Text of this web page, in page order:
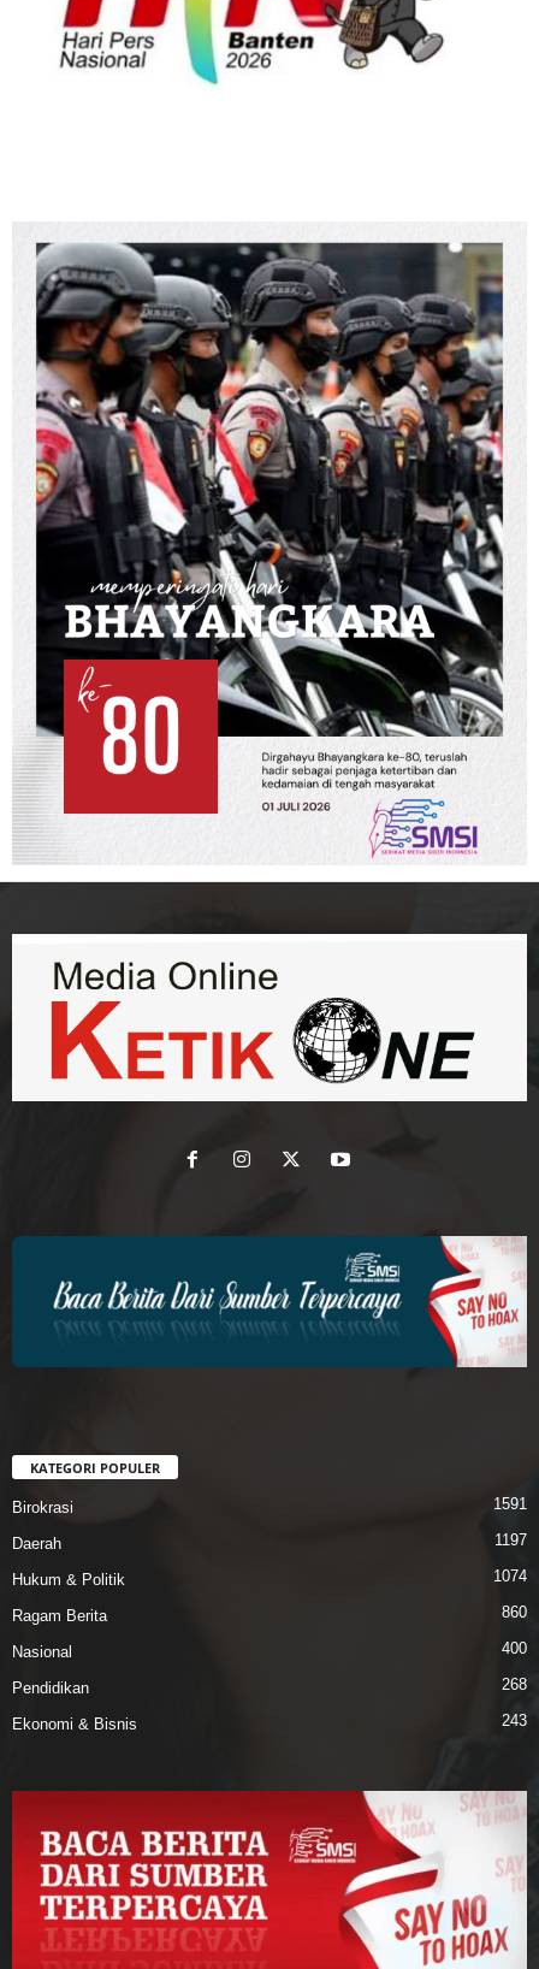
KATEGORI POPULER
Birokrasi 1591
Daerah 1197
Hukum & Politik 1074
Ragam Berita 860
Nasional 400
Pendidikan 268
Ekonomi & Bisnis 243